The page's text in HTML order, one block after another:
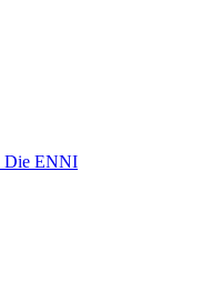
Die ENNI